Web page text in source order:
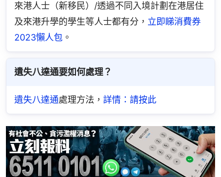
來港人士（新移民）/透過不同入境計劃在港居住
及來港升學的學生等人士都有分， 立即睇消費券
2023懶人包 。
遺失八達通要如何處理？
遺失八達通處理方法， 詳情：請按此